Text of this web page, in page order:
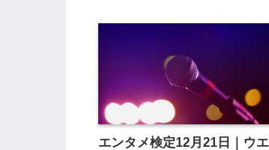
エンタメ検定12月21日｜ウエ